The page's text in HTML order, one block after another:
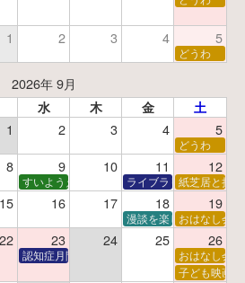
～いおはなし会
1 2 3 4 5
どうわ
2026年 9月
水 木 金 土
1 2 3 4 5
どうわ
8 9 10 11 12
すいようえほん ライブラリーシアター
紙芝居と折
15 16 17 18 19
漫談を楽しむ会 ～漫談
おはなし会
22 23 24 25 26
感じるクラシック
認知症月間 特別映画会「調査屋マオさんの恋
おはなし会
子ども映画会